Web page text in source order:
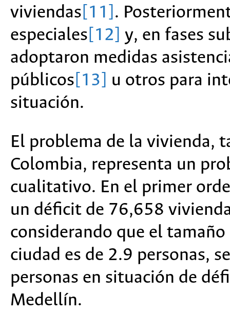
viviendas [11] .
especiales [12] y, en fases
adoptaron medidas
públicos [13]
u otros para
situación.
El problema de la vivienda,
Colombia, representa un
cualitativo. En el primer
un déficit de 76,658
considerando que el
ciudad es de 2.9 personas,
personas en situación de
Medellín.